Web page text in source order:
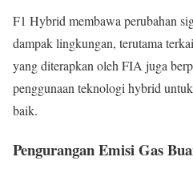
F1 Hybrid membawa perubahan
dampak lingkungan, terutama
yang diterapkan oleh FIA juga
penggunaan teknologi hybrid
baik.
Pengurangan Emisi Gas